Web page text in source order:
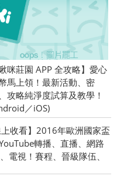
啾咪莊園 APP 全攻略】愛心
馬上領！最新活動、密
攻略純淨度試算及教學！
／iOS)
上收看】2016年歐洲國家盃
轉播、直播、網路
電視！賽程、晉級隊伍、